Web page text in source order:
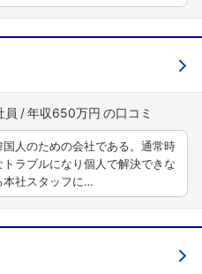
員 年収650万円
人のための会社である。通常時
ラブルになり個人で解決できな
本社スタッフに…